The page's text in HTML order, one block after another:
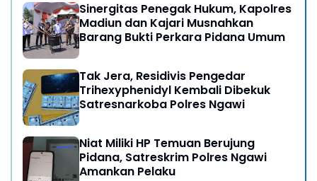
Sinergitas Penegak Hukum, Kapolres
Madiun dan Kajari Musnahkan
Barang Bukti Perkara Pidana Umum
Tak Jera, Residivis Pengedar
Trihexyphenidyl Kembali Dibekuk
Satresnarkoba Polres Ngawi
Niat Miliki HP Temuan Berujung
Pidana, Satreskrim Polres Ngawi
Amankan Pelaku